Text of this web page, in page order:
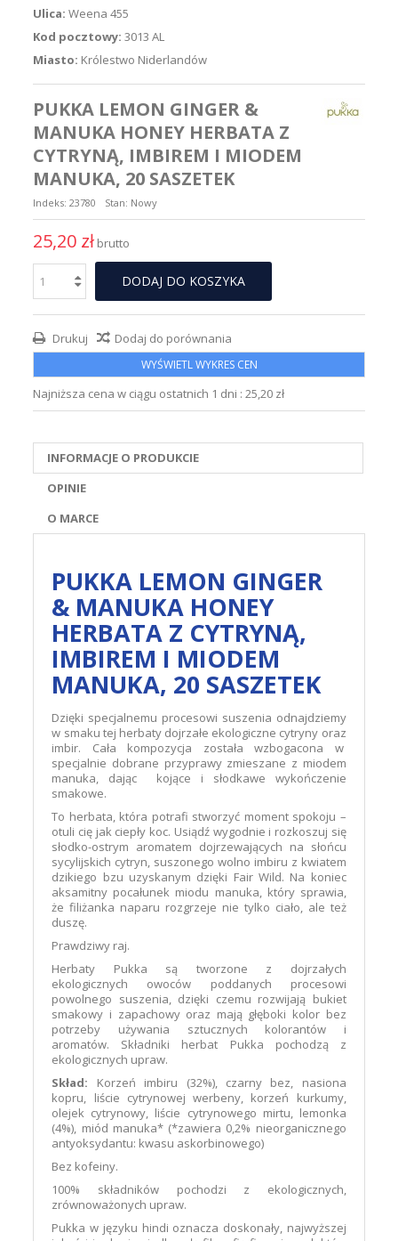
Ulica: Weena 455
Kod pocztowy: 3013 AL
Miasto: Królestwo Niderlandów
PUKKA LEMON GINGER &
MANUKA HONEY HERBATA Z
CYTRYNĄ, IMBIREM I MIODEM
MANUKA, 20 SASZETEK
Indeks: 23780 Stan: Nowy
25,20 zł brutto
DODAJ DO KOSZYKA
Drukuj Dodaj do porównania
WYŚWIETL WYKRES CEN
Najniższa cena w ciągu ostatnich 1 dni : 25,20 zł
INFORMACJE O PRODUKCIE
OPINIE
O MARCE
PUKKA LEMON GINGER
& MANUKA HONEY
HERBATA Z CYTRYNĄ,
IMBIREM I MIODEM
MANUKA, 20 SASZETEK
Dzięki specjalnemu procesowi suszenia odnajdziemy
w smaku tej herbaty dojrzałe ekologiczne cytryny oraz
imbir. Cała kompozycja została wzbogacona w
specjalnie dobrane przyprawy zmieszane z miodem
manuka, dając kojące i słodkawe wykończenie
smakowe.
To herbata, która potrafi stworzyć moment spokoju –
otuli cię jak ciepły koc. Usiądź wygodnie i rozkoszuj się
słodko-ostrym aromatem dojrzewających na słońcu
sycylijskich cytryn, suszonego wolno imbiru z kwiatem
dzikiego bzu uzyskanym dzięki Fair Wild. Na koniec
aksamitny pocałunek miodu manuka, który sprawia,
że filiżanka naparu rozgrzeje nie tylko ciało, ale też
duszę.
Prawdziwy raj.
Herbaty Pukka są tworzone z dojrzałych
ekologicznych owoców poddanych procesowi
powolnego suszenia, dzięki czemu rozwijają bukiet
smakowy i zapachowy oraz mają głęboki kolor bez
potrzeby używania sztucznych kolorantów i
aromatów. Składniki herbat Pukka pochodzą z
ekologicznych upraw.
Skład: Korzeń imbiru (32%), czarny bez, nasiona
kopru, liście cytrynowej werbeny, korzeń kurkumy,
olejek cytrynowy, liście cytrynowego mirtu, lemonka
(4%), miód manuka* (*zawiera 0,2% nieorganicznego
antyoksydantu: kwasu askorbinowego)
Bez kofeiny.
100% składników pochodzi z ekologicznych,
zrównoważonych upraw.
Pukka w języku hindi oznacza doskonały, najwyższej